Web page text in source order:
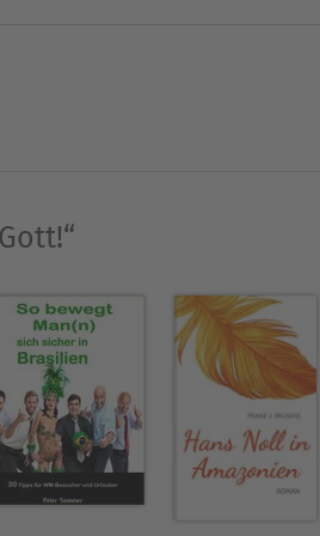
zweite, ein historischer
sind in Arbeit.